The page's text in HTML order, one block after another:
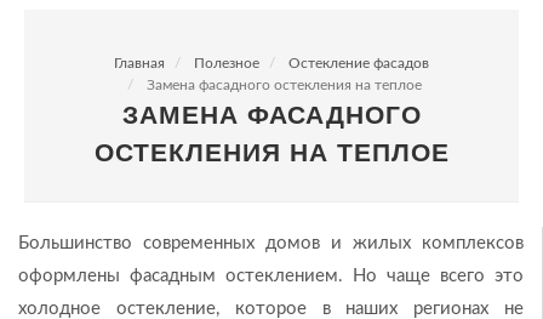
Главная Полезное
Остекление фасадов
Замена фасадного остекления на теплое
ЗАМЕНА ФАСАДНОГО
ОСТЕКЛЕНИЯ НА ТЕПЛОЕ
Большинство современных домов и жилых комплексов
оформлены фасадным остеклением. Но чаще всего это
холодное остекление, которое в наших регионах не